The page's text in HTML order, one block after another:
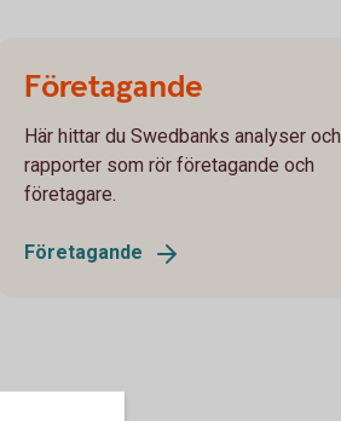
Företagande
Här hittar du Swedbanks analyser och
rapporter som rör företagande och
företagare.
Företagande